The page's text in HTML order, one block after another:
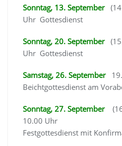
Sonntag, 13. September
Uhr Gottesdienst
Sonntag, 20. September(15.
Uhr Gottesdienst
Samstag, 26. September
Beichtgottesdienst am
Sonntag, 27. September
10.00 Uhr
Festgottesdienst mit